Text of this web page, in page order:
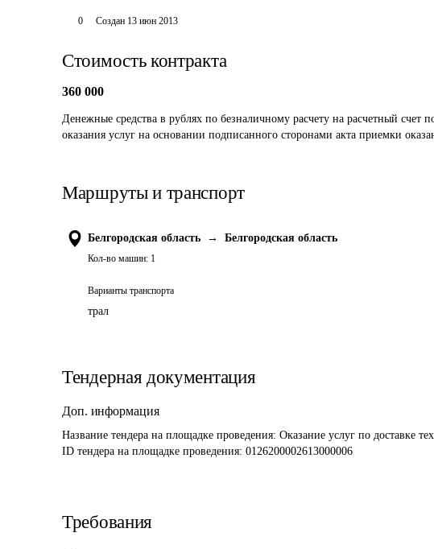
0 Создан 13 июн 2013
Стоимость контракта
360 000
Денежные средства в рублях по безналичному расчету на расчетный счет
оказания услуг на основании подписанного сторонами акта приемки
Маршруты и транспорт
Белгородская область → Белгородская область
Кол-во машин: 1
Варианты транспорта
трал
Тендерная документация
Доп. информация
Название тендера на площадке проведения: Оказание услуг по доставке
ID тендера на площадке проведения: 0126200002613000006
Требования